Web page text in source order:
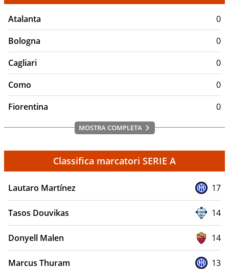
Atalanta
0
Bologna
0
Cagliari
0
Como
0
Fiorentina
0
MOSTRA COMPLETA
Classifica marcatori SERIE A
Lautaro Martínez 17
Tasos Douvikas 14
Donyell Malen 14
Marcus Thuram 13